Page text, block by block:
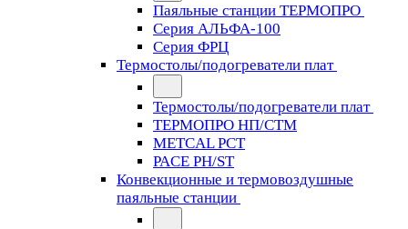
Паяльные станции ТЕРМОПРО
Серия АЛЬФА-100
Серия ФРЦ
Термостолы/подогреватели плат
Термостолы/подогреватели плат
ТЕРМОПРО НП/СТМ
METCAL PCT
PACE PH/ST
Конвекционные и термовоздушные
паяльные станции